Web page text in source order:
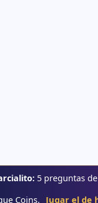
5 preguntas
Coins. Jugar el de